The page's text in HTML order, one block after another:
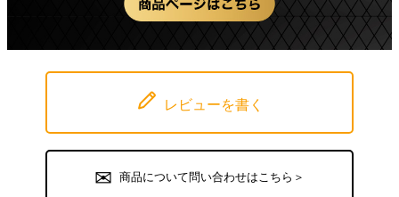
レビューを書く
商品について問い合わせはこちら＞